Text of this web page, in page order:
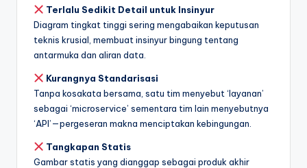
Terlalu Sedikit Detail untuk Insinyur
Diagram tingkat tinggi sering mengabaikan keputusan
teknis krusial, membuat insinyur bingung tentang
antarmuka dan aliran data.
Kurangnya Standarisasi
Tanpa kosakata bersama, satu tim menyebut ‘layanan’
sebagai ‘microservice’ sementara tim lain menyebutnya
‘API’—pergeseran makna menciptakan kebingungan.
Tangkapan Statis
Gambar statis yang dianggap sebagai produk akhir